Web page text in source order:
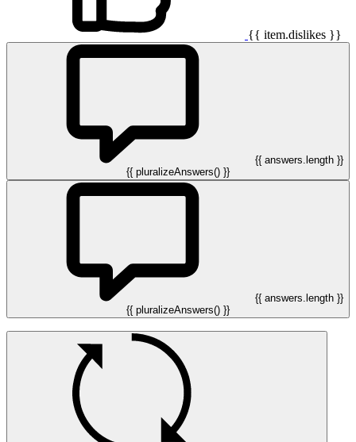
{{ item.dislikes }}
{{ answers.length }}
{{ pluralizeAnswers() }}
{{ answers.length }}
{{ pluralizeAnswers() }}